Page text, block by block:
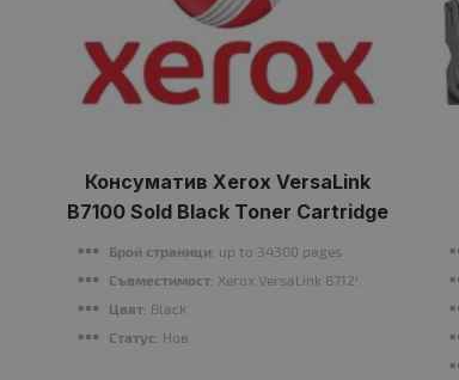
Консуматив Xerox VersaLink
B7100 Sold Black Toner Cartridge
Брой страници: up to 34300 pages
Съвместимост: Xerox VersaLink B7125, B7130, B7135
Цвят: Black
Статус: Нов